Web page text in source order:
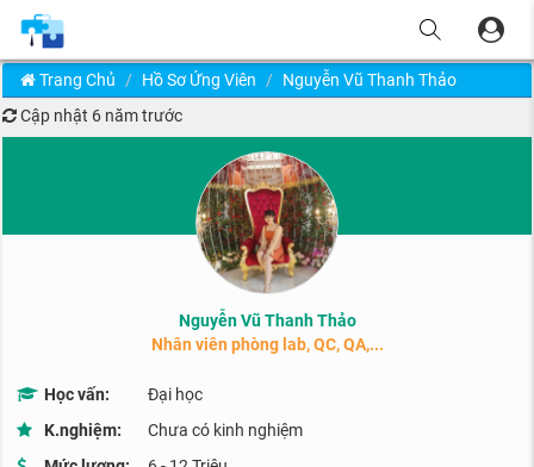
Trang Chủ Hồ Sơ Ứng Viên
Nguyễn Vũ Thanh Thảo
Cập nhật 6 năm trước
Nguyễn Vũ Thanh Thảo
Nhân viên phòng lab, QC, QA,...
Học vấn:
Đại học
K.nghiệm:
Chưa có kinh nghiệm